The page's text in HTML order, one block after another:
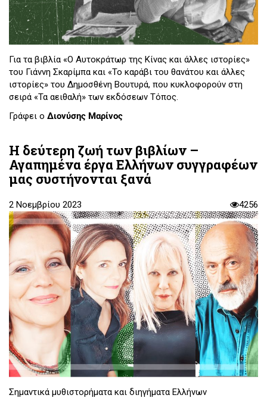
Για τα βιβλία «Ο Αυτοκράτωρ της Κίνας και άλλες ιστορίες»
του Γιάννη Σκαρίμπα και «Το καράβι του θανάτου και άλλες
ιστορίες» του Δημοσθένη Βουτυρά, που κυκλοφορούν στη
σειρά «Τα αειθαλή» των εκδόσεων Τόπος.
Γράφει ο Διονύσης Μαρίνος
Η δεύτερη ζωή των βιβλίων –
Αγαπημένα έργα Ελλήνων συγγραφέων
μας συστήνονται ξανά
2 Νοεμβρίου 2023 4256
Σημαντικά μυθιστορήματα και διηγήματα Ελλήνων